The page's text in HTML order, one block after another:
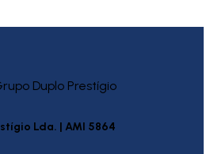
Lda. | AMI 5864